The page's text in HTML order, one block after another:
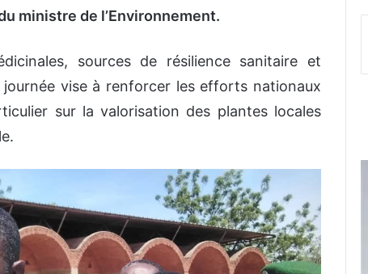
ministre de l’Environnement.
sources de résilience sanitaire et
vise à renforcer les efforts nationaux
sur la valorisation des plantes locales